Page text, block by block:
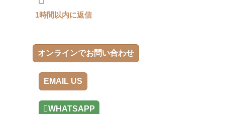
1時間以内に返信
オンラインでお問い合わせ
EMAIL US
WHATSAPP